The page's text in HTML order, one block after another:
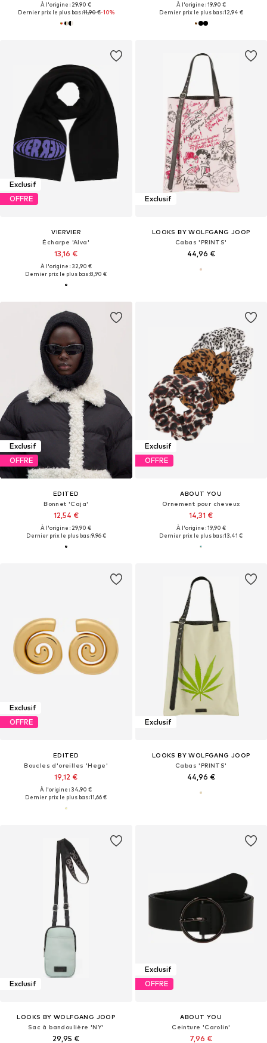
À l'origine : 29,90 €
Dernier prix le plus bas :11,90 €-10%
À l'origine : 19,90 €
Dernier prix le plus bas :12,94 €
Exclusif
OFFRE
VIERVIER
Écharpe 'Alva'
13,16 €
À l'origine : 32,90 €
Dernier prix le plus bas :8,90 €
Exclusif
LOOKS BY WOLFGANG JOOP
Cabas 'PRINTS'
44,96 €
Exclusif
OFFRE
EDITED
Bonnet 'Caja'
12,54 €
À l'origine : 29,90 €
Dernier prix le plus bas :9,96 €
Exclusif
OFFRE
ABOUT YOU
Ornement pour cheveux
14,31 €
À l'origine : 19,90 €
Dernier prix le plus bas :13,41 €
Exclusif
OFFRE
EDITED
Boucles d'oreilles 'Hege'
19,12 €
À l'origine : 34,90 €
Dernier prix le plus bas :11,66 €
Exclusif
LOOKS BY WOLFGANG JOOP
Cabas 'PRINTS'
44,96 €
Exclusif
LOOKS BY WOLFGANG JOOP
Sac à bandoulière 'NY'
29,95 €
Exclusif
OFFRE
ABOUT YOU
Ceinture 'Carolin'
7,96 €